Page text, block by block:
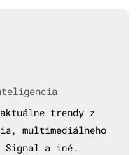
trendy z
multimediálneho
Signal a iné.